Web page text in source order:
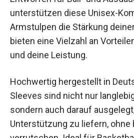
unterstützen diese Unisex-
Armstulpen die Stärkung
bieten eine Vielzahl an
und deine Leistung.
Sleeves sind nicht nur
sondern auch darauf
Unterstützung zu liefern, ohne
zu verrutschen. Ideal für